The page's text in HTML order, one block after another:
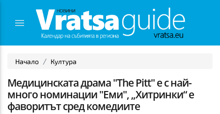
Начало Култура
Медицинската драма "The Pitt" е с най-
много номинации "Еми", „Хитринки“ е
фаворитът сред комедиите